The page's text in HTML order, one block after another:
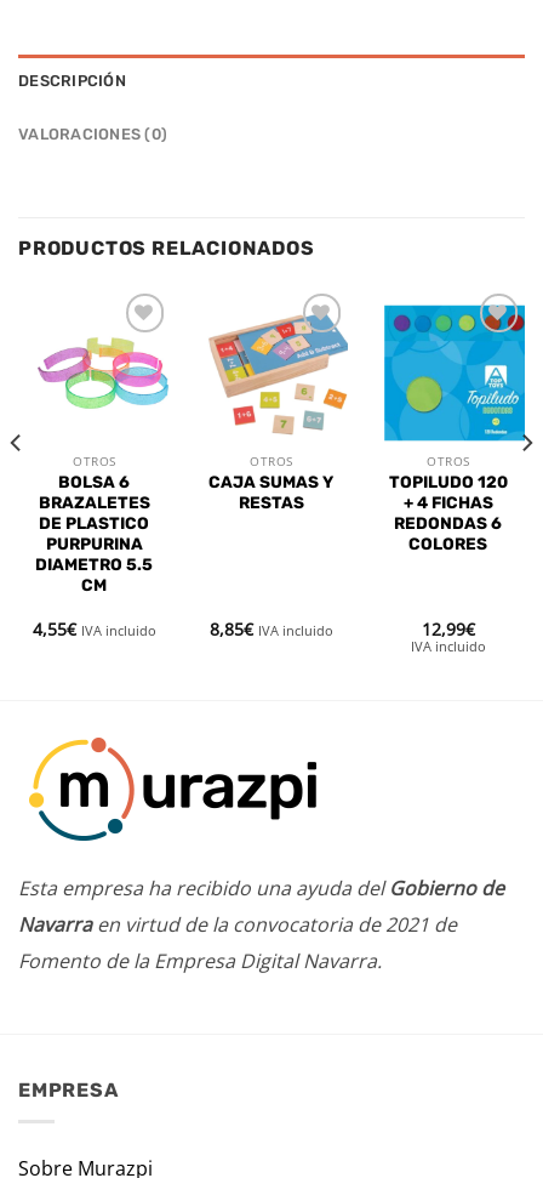
DESCRIPCIÓN
VALORACIONES (0)
PRODUCTOS RELACIONADOS
Añadir
a la
lista de
deseos
OTROS
BOLSA 6
BRAZALETES
DE PLASTICO
PURPURINA
DIAMETRO 5.5
CM
4,55€ IVA incluido
Añadir
a la
lista de
deseos
OTROS
CAJA SUMAS Y
RESTAS
8,85€ IVA incluido
Añadir
a la
lista de
deseos
OTROS
TOPILUDO 120
+ 4 FICHAS
REDONDAS 6
COLORES
12,99€
IVA incluido
Esta empresa ha recibido una ayuda delGobierno de
Navarraen virtud de la convocatoria de 2021 de
Fomento de la Empresa Digital Navarra.
EMPRESA
Sobre Murazpi